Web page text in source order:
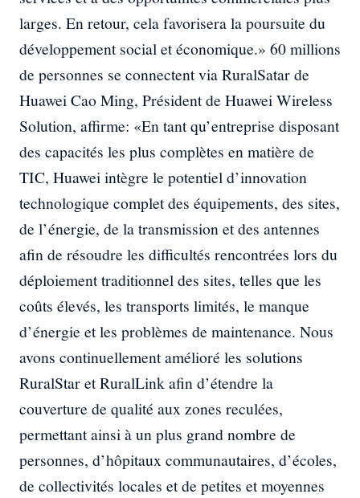
larges. En retour, cela favorisera la poursuite du
développement social et économique.» 60 millions
de personnes se connectent via RuralSatar de
Huawei Cao Ming, Président de Huawei Wireless
Solution, affirme: «En tant qu’entreprise disposant
des capacités les plus complètes en matière de
TIC, Huawei intègre le potentiel d’innovation
technologique complet des équipements, des sites,
de l’énergie, de la transmission et des antennes
afin de résoudre les difficultés rencontrées lors du
déploiement traditionnel des sites, telles que les
coûts élevés, les transports limités, le manque
d’énergie et les problèmes de maintenance. Nous
avons continuellement amélioré les solutions
RuralStar et RuralLink afin d’étendre la
couverture de qualité aux zones reculées,
permettant ainsi à un plus grand nombre de
personnes, d’hôpitaux communautaires, d’écoles,
de collectivités locales et de petites et moyennes